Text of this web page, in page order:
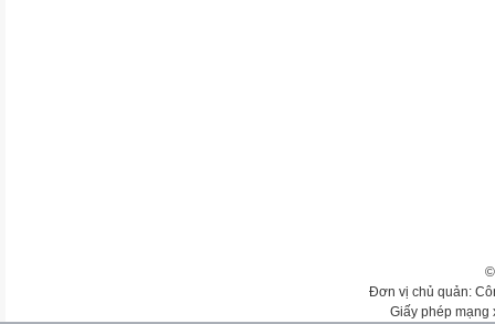
Đơn vị chủ quản:
Giấy phép mạng